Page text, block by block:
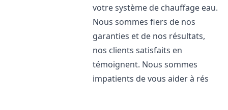
votre système de chauffage eau.
Nous sommes fiers de nos
garanties et de nos résultats,
nos clients satisfaits en
témoignent. Nous sommes
impatients de vous aider à rés